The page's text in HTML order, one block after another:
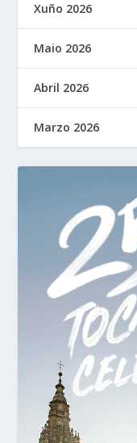
Xuño 2026
Maio 2026
Abril 2026
Marzo 2026